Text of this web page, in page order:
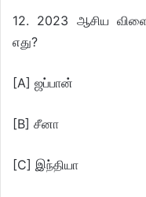
12. 2023 ஆசிய
எது?
[A] ஜப்பான்
[B] சீனா
[C] இந்தியா